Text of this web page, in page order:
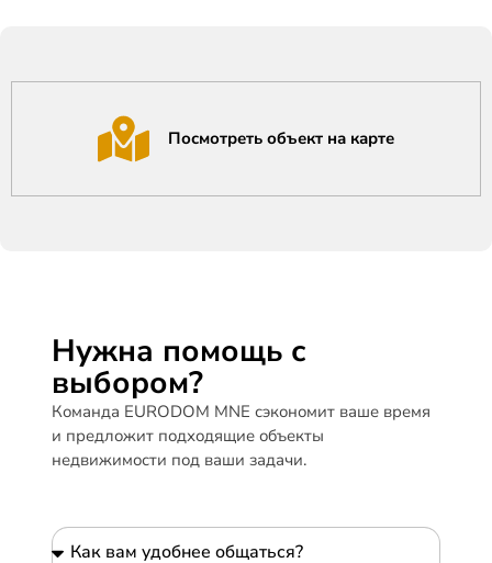
Посмотреть объект на карте
Нужна помощь с
выбором?
Команда EURODOM MNE сэкономит ваше время
и предложит подходящие объекты
недвижимости под ваши задачи.